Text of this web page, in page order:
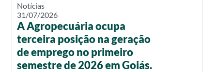
Notícias
31/07/2026
A Agropecuária ocupa
terceira posição na geração
de emprego no primeiro
semestre de 2026 em Goiás.